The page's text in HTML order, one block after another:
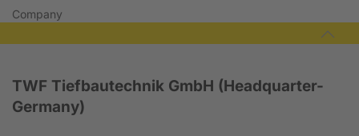
Company
TWF Tiefbautechnik GmbH (Headquarter-
Germany)